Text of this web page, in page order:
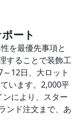
ート
を最優先事項と
することで装飾工
12日、大ロット
います。2,000平
により、スター
ンド注文まで、あ